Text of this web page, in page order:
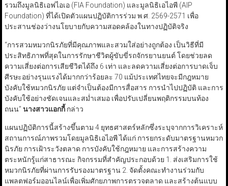
รวมถึงมูลนิธิเอฟไอเอ (FIA Foundation) และมูลนิธิเอไอพี (AIP
Foundation) ที่ได้เปิดตัวแผนปฏิบัติการร่วม พ.ศ. 2569-2571 เพื่อ
ประสานช่องว่างนโยบายกับความสอดคล้องในทางปฏิบัติจริง
“การสวมหมวกนิรภัยที่มีคุณภาพและสวมใส่อย่างถูกต้อง เป็นวิธีที่มี
ประสิทธิภาพที่สุดในการรักษาชีวิตผู้ขับขี่รถจักรยานยนต์ โดยช่วยลด
ความเสี่ยงต่อการเสียชีวิตได้ถึง 6 เท่า และลดความเสี่ยงต่อการบาดเจ็บ
ศีรษะอย่างรุนแรงได้มากกว่าร้อยละ 70 แม้ประเทศไทยจะมีกฎหมาย
บังคับใช้หมวกนิรภัย แต่จำเป็นต้องมีการสื่อสาร การนำไปปฏิบัติ และการ
บังคับใช้อย่างชัดเจนและสม่ำเสมอ เพื่อปรับเปลี่ยนพฤติกรรมบนท้อง
ถนน” นางสาวแอกกี้กล่าว
แผนปฏิบัติการนี้สร้างขึ้นตาม 4 ยุทธศาสตร์หลักซึ่งระบุจากการวิเคราะห์
สถานการณ์ภาพรวมโดยมูลนิธิเอไอพี ได้แก่ การยกระดับมาตรฐานหมวก
นิรภัย การเฝ้าระวังตลาด การบังคับใช้กฎหมาย และการสร้างความ
ตระหนักรู้แก่สาธารณะ กิจกรรมที่สำคัญประกอบด้วย 1. ส่งเสริมการใช้
หมวกนิรภัยที่ผ่านการรับรองมาตรฐาน 2. จัดตั้งคณะทำงานร่วมกับ
แพลตฟอร์มออนไลน์เพื่อเพิ่มศักยภาพการตรวจตลาด และสร้างต้นแบบ